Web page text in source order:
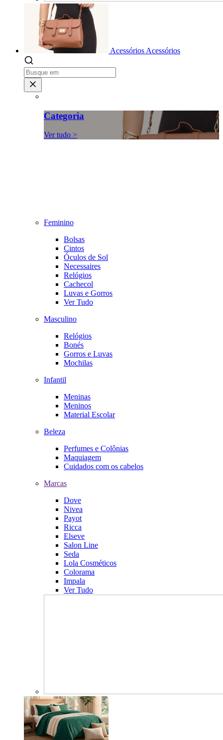
Acessórios Acessórios
Categoria
Ver tudo >
Feminino
Bolsas
Cintos
Óculos de Sol
Necessaires
Relógios
Cachecol
Luvas e Gorros
Ver Tudo
Masculino
Relógios
Bonés
Gorros e Luvas
Mochilas
Infantil
Meninas
Meninos
Material Escolar
Beleza
Perfumes e Colônias
Maquiagem
Cuidados com os cabelos
Marcas
Dove
Nivea
Payot
Ricca
Elseve
Salon Line
Seda
Lola Cosméticos
Colorama
Impala
Ver Tudo